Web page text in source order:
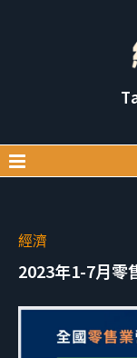
經濟
2023年1-7月零